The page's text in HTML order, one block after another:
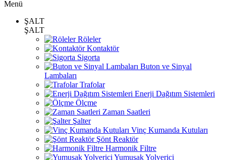
Menü
ŞALT
ŞALT
Röleler
Kontaktör
Sigorta
Buton ve Sinyal
Lambaları
Trafolar
Enerji Dağıtım Sistemleri
Ölçme
Zaman Saatleri
Şalter
Vinç Kumanda Kutuları
Şönt Reaktör
Harmonik Filtre
Yumuşak Yolverici